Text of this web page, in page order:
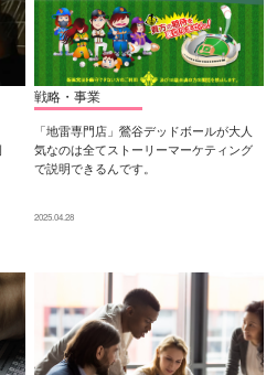
戦略・事業
「地雷専門店」鶯谷デッドボールが大人
気なのは全てストーリーマーケティング
で説明できるんです。
2025.04.28